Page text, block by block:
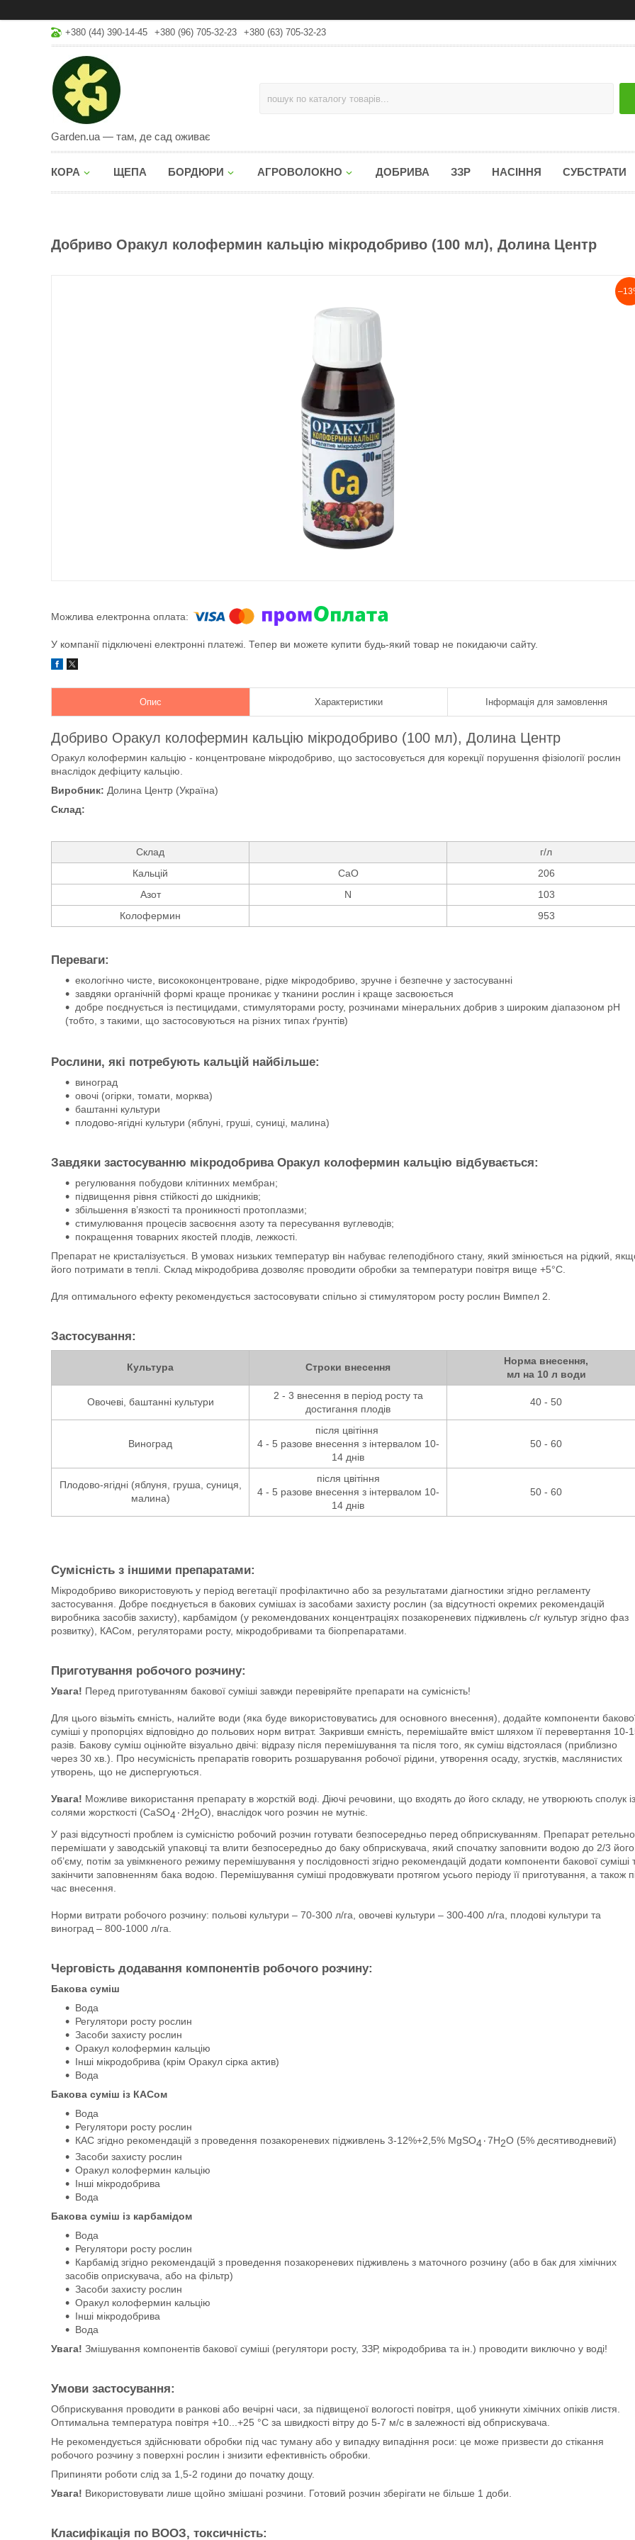
+380 (44) 390-14-45 +380 (96) 705-32-23 +380 (63) 705-32-23
Garden.ua — там, де сад оживає
КОРА ЩЕПА БОРДЮРИ АГРОВОЛОКНО ДОБРИВА ЗЗР НАСІННЯ СУБСТРАТИ
Добриво Оракул колофермин кальцію мікродобриво (100 мл), Долина Центр
У компанії підключені електронні платежі. Тепер ви можете купити будь-який товар не покидаючи сайту.
Опис Характеристики Інформація для замовлення
Добриво Оракул колофермин кальцію мікродобриво (100 мл), Долина Центр
Оракул колофермин кальцію - концентроване мікродобриво, що застосовується для корекції порушення фізіології рослин
внаслідок дефіциту кальцію.
Виробник: Долина Центр (Україна)
Склад:
Склад
г/л
Кальцій
CaO
206
Азот
N
103
Колофермин
953
Переваги:
екологічно чисте, висококонцентроване, рідке мікродобриво, зручне і безпечне у застосуванні
завдяки органічній формі краще проникає у тканини рослин і краще засвоюється
добре поєднується із пестицидами, стимуляторами росту, розчинами мінеральних добрив з широким діапазоном рН
(тобто, з такими, що застосовуються на різних типах ґрунтів)
Рослини, які потребують кальцій найбільше:
виноград
овочі (огірки, томати, морква)
баштанні культури
плодово-ягідні культури (яблуні, груші, суниці, малина)
Завдяки застосуванню мікродобрива Оракул колофермин кальцію відбувається:
регулювання побудови клітинних мембран;
підвищення рівня стійкості до шкідників;
збільшення в’язкості та проникності протоплазми;
стимулювання процесів засвоєння азоту та пересування вуглеводів;
покращення товарних якостей плодів, лежкості.
Препарат не кристалізується. В умовах низьких температур він набуває гелеподібного стану, який змінюється на рідкий,
його потримати в теплі. Склад мікродобрива дозволяє проводити обробки за температури повітря вище +5°С.
Для оптимального ефекту рекомендується застосовувати спільно зі стимулятором росту рослин Вимпел 2.
Застосування:
Культура Строки внесення
Норма внесення,
мл на 10 л води
Овочеві, баштанні культури
2 - 3 внесення в період росту та
достигання плодів
40 - 50
Виноград
після цвітіння
4 - 5 разове внесення з інтервалом 10-
14 днів
50 - 60
Плодово-ягідні (яблуня, груша, суниця,
малина)
після цвітіння
4 - 5 разове внесення з інтервалом 10-
14 днів
50 - 60
Сумісність з іншими препаратами:
Мікродобриво використовують у період вегетації профілактично або за результатами діагностики згідно регламенту
застосування. Добре поєднується в бакових сумішах із засобами захисту рослин (за відсутності окремих рекомендацій
виробника засобів захисту), карбамідом (у рекомендованих концентраціях позакореневих підживлень с/г культур згідно фаз
розвитку), КАСом, регуляторами росту, мікродобривами та біопрепаратами.
Приготування робочого розчину:
Увага! Перед приготуванням бакової суміші завжди перевіряйте препарати на сумісність!
Для цього візьміть ємність, налийте води (яка буде використовуватись для основного внесення), додайте компоненти
суміші у пропорціях відповідно до польових норм витрат. Закривши ємність, перемішайте вміст шляхом її перевертання 10-
разів. Бакову суміш оцінюйте візуально двічі: відразу після перемішування та після того, як суміш відстоялася (приблизно
через 30 хв.). Про несумісність препаратів говорить розшарування робочої рідини, утворення осаду, згустків, маслянистих
утворень, що не диспергуються.
Увага! Можливе використання препарату в жорсткій воді. Діючі речовини, що входять до його складу, не утворюють сполук із
солями жорсткості (СаSO4 ٠2H2О), внаслідок чого розчин не мутніє.
У разі відсутності проблем із сумісністю робочий розчин готувати безпосередньо перед обприскуванням. Препарат ретельно
перемішати у заводській упаковці та влити безпосередньо до баку обприскувача, який спочатку заповнити водою до 2/3 його
об’єму, потім за увімкненого режиму перемішування у послідовності згідно рекомендацій додати компоненти бакової суміші
закінчити заповненням бака водою. Перемішування суміші продовжувати протягом усього періоду її приготування, а також
час внесення.
Норми витрати робочого розчину: польові культури – 70-300 л/га, овочеві культури – 300-400 л/га, плодові культури та
виноград – 800-1000 л/га.
Черговість додавання компонентів робочого розчину:
Бакова суміш
Вода
Регулятори росту рослин
Засоби захисту рослин
Оракул колофермин кальцію
Інші мікродобрива (крім Оракул сірка актив)
Вода
Бакова суміш із КАСом
Вода
Регулятори росту рослин
КАС згідно рекомендацій з проведення позакореневих підживлень 3-12%+2,5% MgSO4 ٠7H2O (5% десятиводневий)
Засоби захисту рослин
Оракул колофермин кальцію
Інші мікродобрива
Вода
Бакова суміш із карбамідом
Вода
Регулятори росту рослин
Карбамід згідно рекомендацій з проведення позакореневих підживлень з маточного розчину (або в бак для хімічних
засобів оприскувача, або на фільтр)
Засоби захисту рослин
Оракул колофермин кальцію
Інші мікродобрива
Вода
Увага! Змішування компонентів бакової суміші (регулятори росту, ЗЗР, мікродобрива та ін.) проводити виключно у воді!
Умови застосування:
Обприскування проводити в ранкові або вечірні часи, за підвищеної вологості повітря, щоб уникнути хімічних опіків листя.
Оптимальна температура повітря +10...+25 °С за швидкості вітру до 5-7 м/с в залежності від обприскувача.
Не рекомендується здійснювати обробки під час туману або у випадку випадіння роси: це може призвести до стікання
робочого розчину з поверхні рослин і знизити ефективність обробки.
Припиняти роботи слід за 1,5-2 години до початку дощу.
Увага! Використовувати лише щойно змішані розчини. Готовий розчин зберігати не більше 1 доби.
Класифікація по ВООЗ, токсичність: